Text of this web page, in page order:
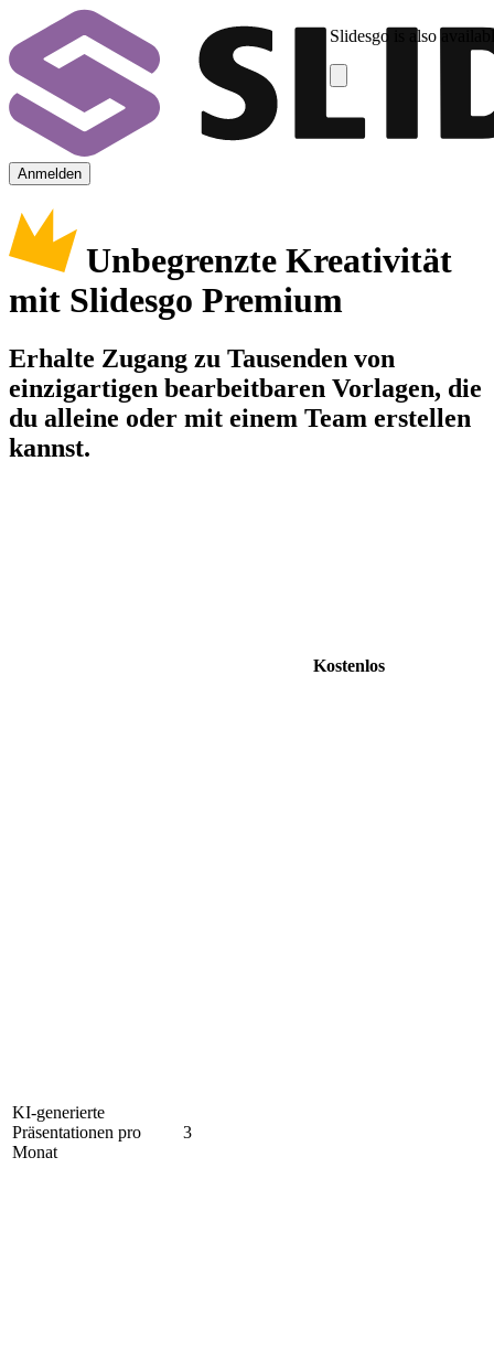
Slidesgo is also
Anmelden
Unbegrenzte Kreativität
mit Slidesgo Premium
Erhalte Zugang zu Tausenden von
einzigartigen bearbeitbaren Vorlagen, die
du alleine oder mit einem Team erstellen
kannst.
Kostenlos
KI-generierte
Präsentationen pro
Monat
3